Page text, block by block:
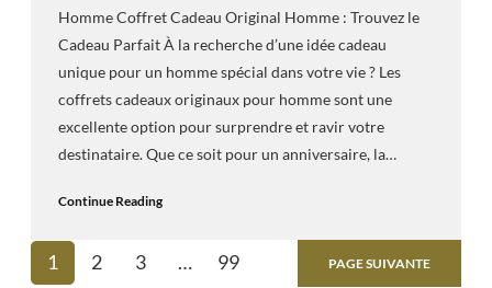
Homme Coffret Cadeau Original Homme : Trouvez le
Cadeau Parfait À la recherche d’une idée cadeau
unique pour un homme spécial dans votre vie ? Les
coffrets cadeaux originaux pour homme sont une
excellente option pour surprendre et ravir votre
destinataire. Que ce soit pour un anniversaire, la…
Continue Reading
1 2 3 … 99 PAGE SUIVANTE